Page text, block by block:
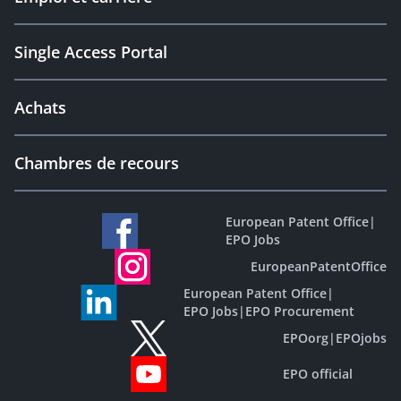
Single Access Portal
Achats
Chambres de recours
European Patent Office|
EPO Jobs
EuropeanPatentOffice
European Patent Office|
EPO Jobs| EPO Procurement
EPOorg| EPOjobs
EPO official